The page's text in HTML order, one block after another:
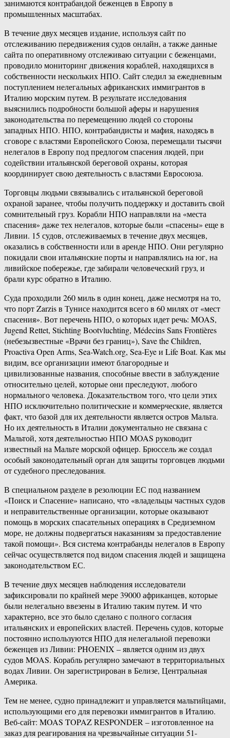
занимаются контрабандой беженцев в Европу в
промышленных масштабах.
В течение двух месяцев издание, используя сайт по
отслеживанию передвижения судов онлайн, а также данные
сайта по оперативному отслеживаю ситуации с беженцами,
проводило мониторинг движения кораблей, находящихся в
собственности нескольких НПО. Сайт следил за ежедневным
поступлением нелегальных африканских иммигрантов в
Италию морским путем. В результате исследования
выяснились подробности большой аферы и нарушения
законодательства по перемещению людей со стороны
западных НПО. НПО, контрабандисты и мафия, находясь в
сговоре с властями Европейского Союза, перемещали тысячи
нелегалов в Европу под предлогом спасения людей, при
содействии итальянской береговой охраны, которая
координирует свою деятельность с властями Евросоюза.
Торговцы людьми связывались с итальянской береговой
охраной заранее, чтобы получить поддержку и доставить свой
сомнительный груз. Корабли НПО направляли на «места
спасения» даже тех нелегалов, которые были «спасены» еще в
Ливии. 15 судов, отслеживаемых в течение двух месяцев,
оказались в собственности или в аренде НПО. Они регулярно
покидали свои итальянские порты и направлялись на юг, на
ливийское побережье, где забирали человеческий груз, и
брали курс обратно в Италию.
Суда проходили 260 миль в один конец, даже несмотря на то,
что порт Zarzis в Тунисе находится всего в 60 милях от «мест
спасения». Вот перечень НПО, о которых идет речь: MOAS,
Jugend Rettet, Stichting Bootvluchting, Médecins Sans Frontières
(небезызвестные «Врачи без границ»), Save the Children,
Proactiva Open Arms, Sea-Watch.org, Sea-Eye и Life Boat. Как мы
видим, все организации имеют благородные и
цивилизованные названия, способные ввести в заблуждение
относительно целей, которые они преследуют, любого
нормального человека. Доказательством того, что цели этих
НПО исключительно политические и коммерческие, является
факт, что базой для их деятельности является остров Мальта.
Но их деятельность в Италии документально не связана с
Мальтой, хотя деятельностью НПО MOAS руководит
известный на Мальте морской офицер. Брюссель же создал
особый законодательный орган для защиты торговцев людьми
от судебного преследования.
В специальном разделе в резолюции ЕС под названием
«Поиск и Спасение» написано, что «владельцы частных судов
и неправительственные организации, которые оказывают
помощь в морских спасательных операциях в Средиземном
море, не должны подвергаться наказаниям за предоставление
такой помощи». Вся система контрабанды нелегалов в Европу
сейчас осуществляется под видом спасения людей и защищена
законодательством ЕС.
В течение двух месяцев наблюдения исследователи
зафиксировали по крайней мере 39000 африканцев, которые
были нелегально ввезены в Италию таким путем. И что
характерно, все это было сделано с полного согласия
итальянских и европейских властей. Перечень судов, которые
постоянно используются НПО для нелегальной перевозки
беженцев из Ливии: PHOENIX – является одним из двух
судов MOAS. Корабль регулярно замечают в территориальных
водах Ливии. Он зарегистрирован в Белизе, Центральная
Америка.
Тем не менее, судно принадлежит и управляется мальтийцами,
использующими его для перевозки иммигрантов в Италию.
Веб-сайт: MOAS TOPAZ RESPONDER – изготовленное на
заказ для реагирования на чрезвычайные ситуации 51-